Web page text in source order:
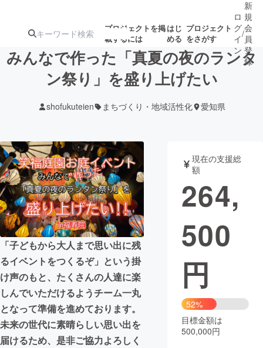
プロジェクトを掲
載するには
はじ
める
プロジェクト
をさがす
ターン
ジェクト
募集終了が近いプ
ロジェクト
されます
アート・写真 音楽
テクノロジー・ガジェット ゲーム・サ
映像・映画
ビジネス・起業
まちづくり・地域活性化
CAMPFIRE for Social Good
CAMPFIRE Creation
CAMPFIREふるさと納税machi-ya コミュニティ
ロ
グ
イ
ン
/
新
規
会
員
登
録
みんなで作った「真夏の夜のランタ
ン祭り」を盛り上げたい
shofukuteien まちづくり・地域活性化 愛知県
「子どもから大人まで思い出に残
るイベントをつくるぞ」という掛
け声のもと、たくさんの人達に楽
しんでいただけるようチーム一丸
となって準備を進めております。
未来の世代に素晴らしい思い出を
届けるため、是非ご協力よろしく
現在の支援総
額
264,
500
円
52%
目標金額は
500,000円